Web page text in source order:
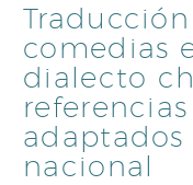
comedias
dialecto
nacional